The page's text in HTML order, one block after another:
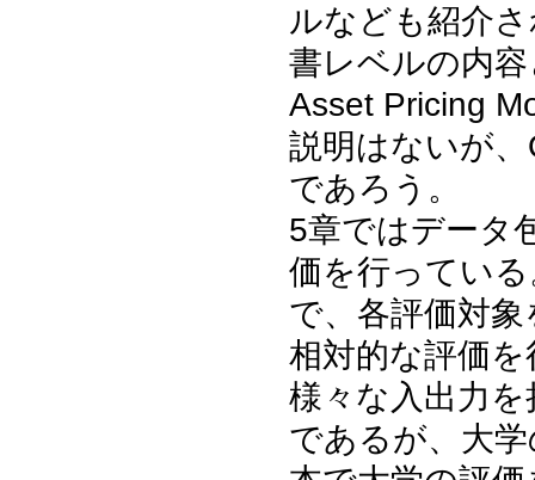
ルなども紹介
書レベルの内
Asset Pricing
説明はないが
であろう。
5章ではデータ
価を行ってい
で、各評価対
相対的な評価
様々な入出力
であるが、大